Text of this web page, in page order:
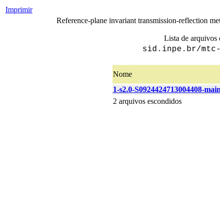
Imprimir
Reference-plane invariant transmission-reflection
Lista de arquivos
sid.inpe.br/mtc-
Nome
1-s2.0-S0924424713004408-
2 arquivos escondidos